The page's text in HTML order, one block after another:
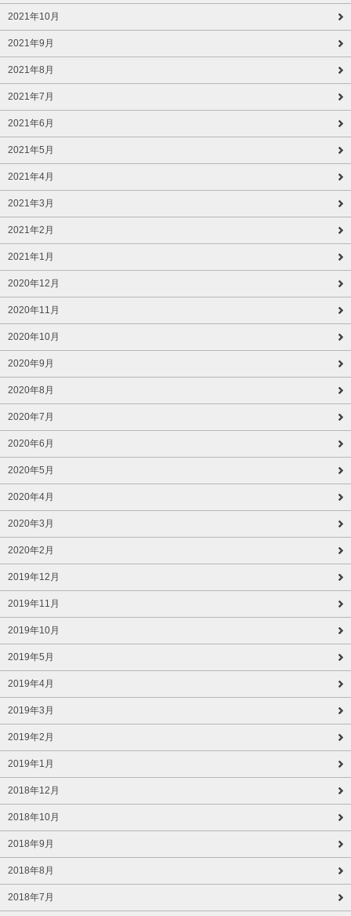
2021年10月
2021年9月
2021年8月
2021年7月
2021年6月
2021年5月
2021年4月
2021年3月
2021年2月
2021年1月
2020年12月
2020年11月
2020年10月
2020年9月
2020年8月
2020年7月
2020年6月
2020年5月
2020年4月
2020年3月
2020年2月
2019年12月
2019年11月
2019年10月
2019年5月
2019年4月
2019年3月
2019年2月
2019年1月
2018年12月
2018年10月
2018年9月
2018年8月
2018年7月